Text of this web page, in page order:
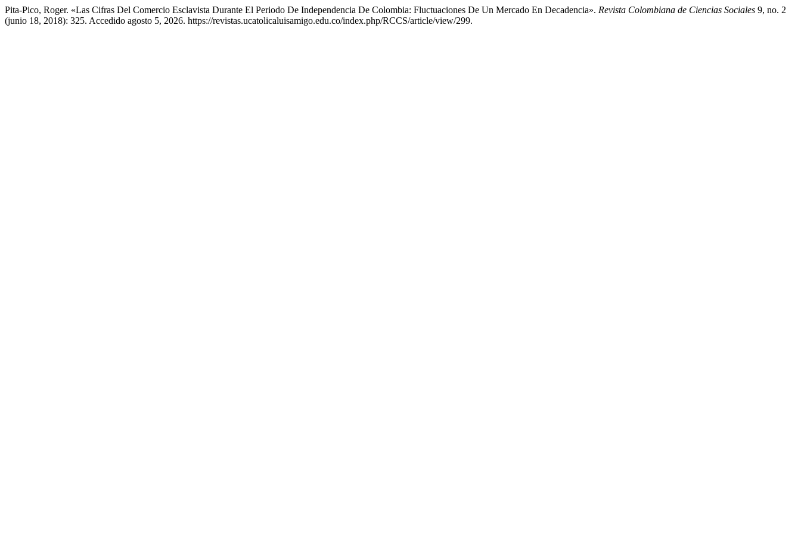
Pita-Pico, Roger. «Las Cifras Del Comercio Esclavista Durante El Periodo De Independencia De Colombia: Fluctuaciones De Un Mercado En Decadencia». Revista Colombiana de Ciencias Sociales 9, no. 2
(junio 18, 2018): 325. Accedido agosto 5, 2026. https://revistas.ucatolicaluisamigo.edu.co/index.php/RCCS/article/view/299.